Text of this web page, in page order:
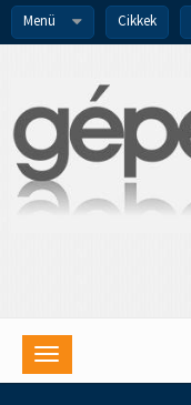
Menü Cikkek
Toggle
navigation